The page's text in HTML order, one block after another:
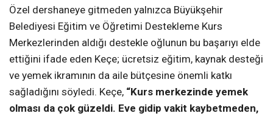
Özel dershaneye gitmeden yalnızca Büyükşehir
Belediyesi Eğitim ve Öğretimi Destekleme Kurs
Merkezlerinden aldığı destekle oğlunun bu başarıyı elde
ettiğini ifade eden Keçe; ücretsiz eğitim, kaynak desteği
ve yemek ikramının da aile bütçesine önemli katkı
sağladığını söyledi. Keçe, “Kurs merkezinde yemek
olması da çok güzeldi. Eve gidip vakit kaybetmeden,